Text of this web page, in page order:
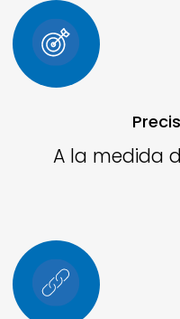
A la medida